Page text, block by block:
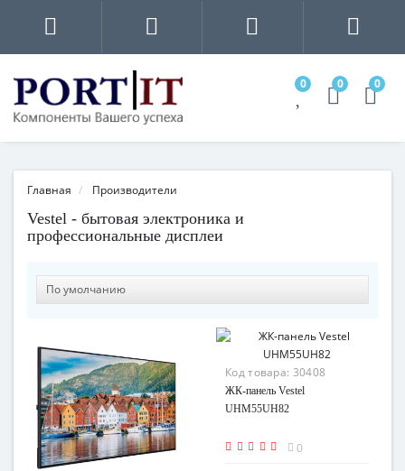
0 0 0
Главная Производители
Vestel - бытовая электроника и
профессиональные дисплеи
Код товара: 30408
ЖК-панель Vestel
UHM55UH82
0